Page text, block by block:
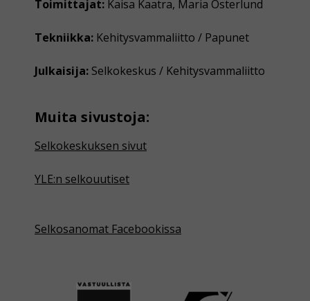
Toimittajat: Kaisa Kaatra, Maria Österlund
Tekniikka: Kehitysvammaliitto / Papunet
Julkaisija: Selkokeskus / Kehitysvammaliitto
Muita sivustoja:
Selkokeskuksen sivut
YLE:n selkouutiset
Selkosanomat Facebookissa